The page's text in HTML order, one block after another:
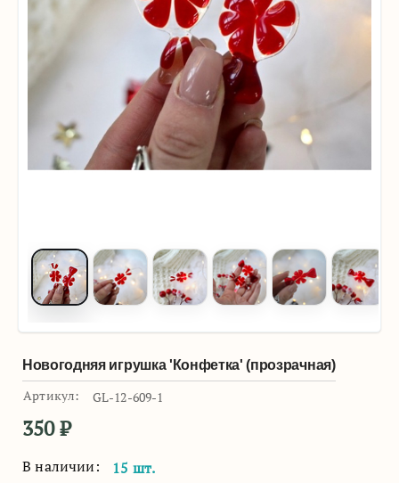
Новогодняя игрушка 'Конфетка' (прозрачная)
Артикул: GL-12-609-1
350₽
В наличии:
15 шт.